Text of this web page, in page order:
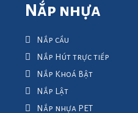
Nắp nhựa
Nắp cầu
Nắp Hút trực tiếp
Nắp Khoá Bật
Nắp Lật
Nắp nhựa PET